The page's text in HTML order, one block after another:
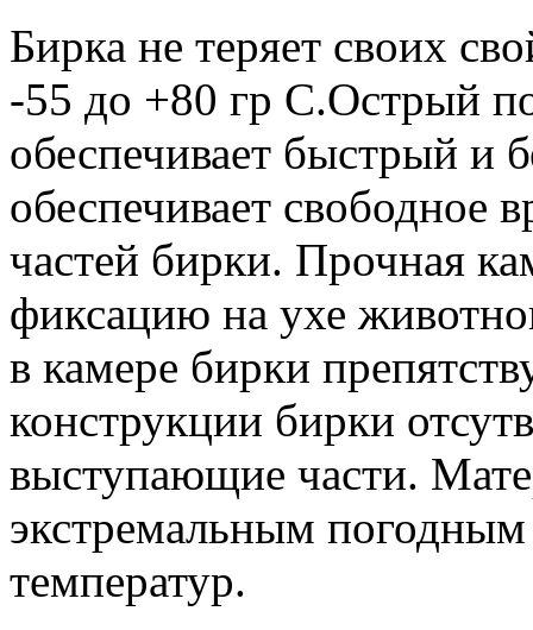
Бирка не теряет своих
-55 до +80 гр С.Острый
обеспечивает быстрый и
обеспечивает свободное
частей бирки. Прочная
фиксацию на ухе
в камере бирки
конструкции бирки
выступающие части.
экстремальным
температур.